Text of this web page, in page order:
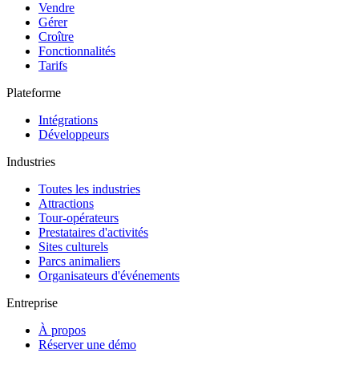
Vendre
Gérer
Croître
Fonctionnalités
Tarifs
Plateforme
Intégrations
Développeurs
Industries
Toutes les industries
Attractions
Tour-opérateurs
Prestataires d'activités
Sites culturels
Parcs animaliers
Organisateurs d'événements
Entreprise
À propos
Réserver une démo